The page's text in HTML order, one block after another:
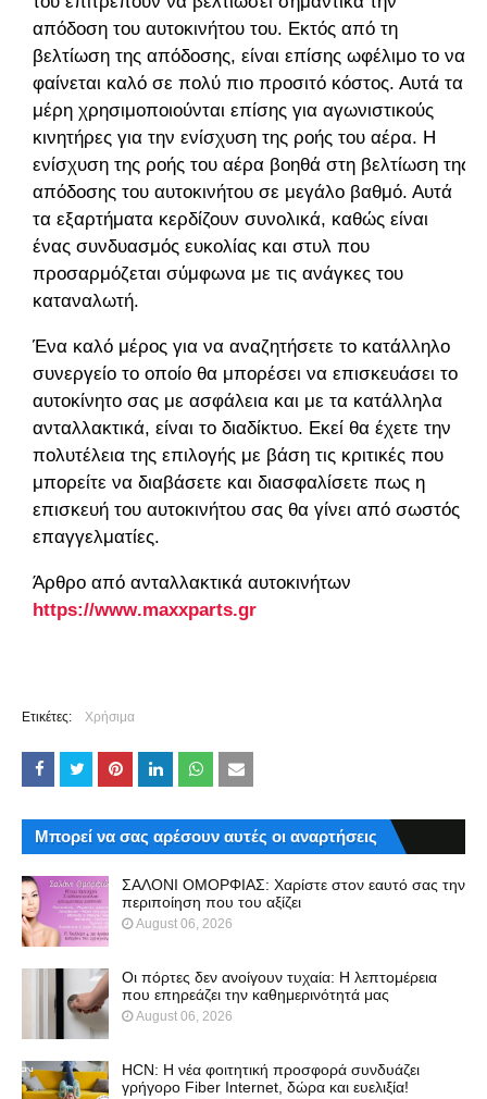
απόδοση του αυτοκινήτου του. Εκτός από τη
βελτίωση της απόδοσης, είναι επίσης ωφέλιμο το να
φαίνεται καλό σε πολύ πιο προσιτό κόστος. Αυτά τα
μέρη χρησιμοποιούνται επίσης για αγωνιστικούς
κινητήρες για την ενίσχυση της ροής του αέρα. Η
ενίσχυση της ροής του αέρα βοηθά στη βελτίωση της
απόδοσης του αυτοκινήτου σε μεγάλο βαθμό. Αυτά
τα εξαρτήματα κερδίζουν συνολικά, καθώς είναι
ένας συνδυασμός ευκολίας και στυλ που
προσαρμόζεται σύμφωνα με τις ανάγκες του
καταναλωτή.
Ένα καλό μέρος για να αναζητήσετε το κατάλληλο
συνεργείο το οποίο θα μπορέσει να επισκευάσει το
αυτοκίνητο σας με ασφάλεια και με τα κατάλληλα
ανταλλακτικά, είναι το διαδίκτυο. Εκεί θα έχετε την
πολυτέλεια της επιλογής με βάση τις κριτικές που
μπορείτε να διαβάσετε και διασφαλίσετε πως η
επισκευή του αυτοκινήτου σας θα γίνει από σωστός
επαγγελματίες.
Άρθρο από ανταλλακτικά αυτοκινήτων
https://www.maxxparts.gr
Ετικέτες: Χρήσιμα
Μπορεί να σας αρέσουν αυτές οι αναρτήσεις
ΣΑΛΟΝΙ ΟΜΟΡΦΙΑΣ: Χαρίστε στον εαυτό σας την
περιποίηση που του αξίζει
August 06, 2026
Οι πόρτες δεν ανοίγουν τυχαία: Η λεπτομέρεια
που επηρεάζει την καθημερινότητά μας
August 06, 2026
HCN: Η νέα φοιτητική προσφορά συνδυάζει
γρήγορο Fiber Internet, δώρα και ευελιξία!